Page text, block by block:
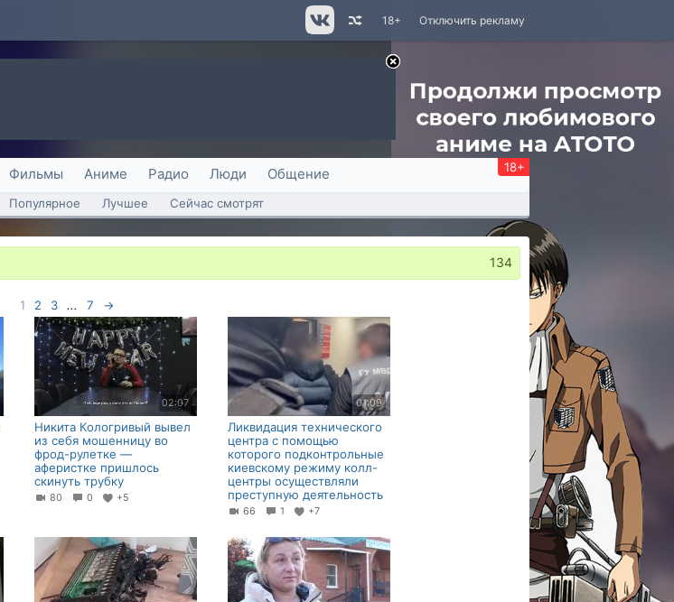
Отключить рекламу
18+
Фильмы Аниме Радио Люди Общение 18+
Популярное Лучшее Сейчас смотрят
134
1 2 3 ... 7 →
02:07
Никита Кологривый вывел
из себя мошенницу во
фрод-рулетке —
аферистке пришлось
скинуть трубку
80 0 +5
01:09
Ликвидация технического
центра с помощью
которого подконтрольные
киевскому режиму колл-
центры осуществляли
преступную деятельность
66 1 +7